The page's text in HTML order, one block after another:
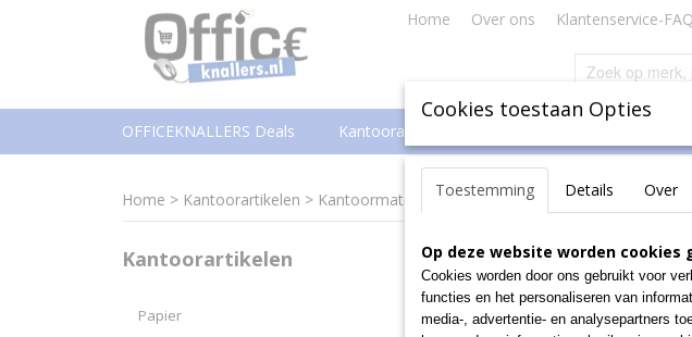
Home Over ons Klantenservice-FAQ
OFFICEKNALLERS Deals Kantoorartikelen
Home > Kantoorartikelen > Kantoormateriaal >Bureau accessoires> Bureau
Kantoorartikelen
Papier
Sorteer op:
Cookies toestaan Opties
Toestemming Details Over
Op deze website worden cookies
Cookies worden door ons gebruikt voor
functies en het personaliseren van
media-, advertentie- en analysepartners